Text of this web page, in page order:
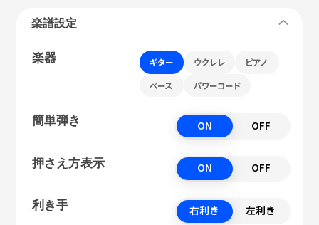
楽譜設定
楽器 ギター ウクレレ ピアノ
ベース パワーコード
簡単弾き ON OFF
押さえ方表示 ON OFF
利き手 右利き 左利き